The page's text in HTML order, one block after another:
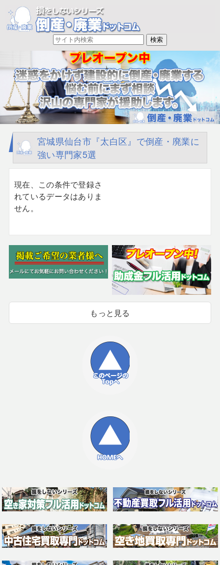
宮城県仙台市『太白区』で倒産・廃業に
強い専門家5選
現在、この条件で登録さ
れているデータはありま
せん。
もっと見る